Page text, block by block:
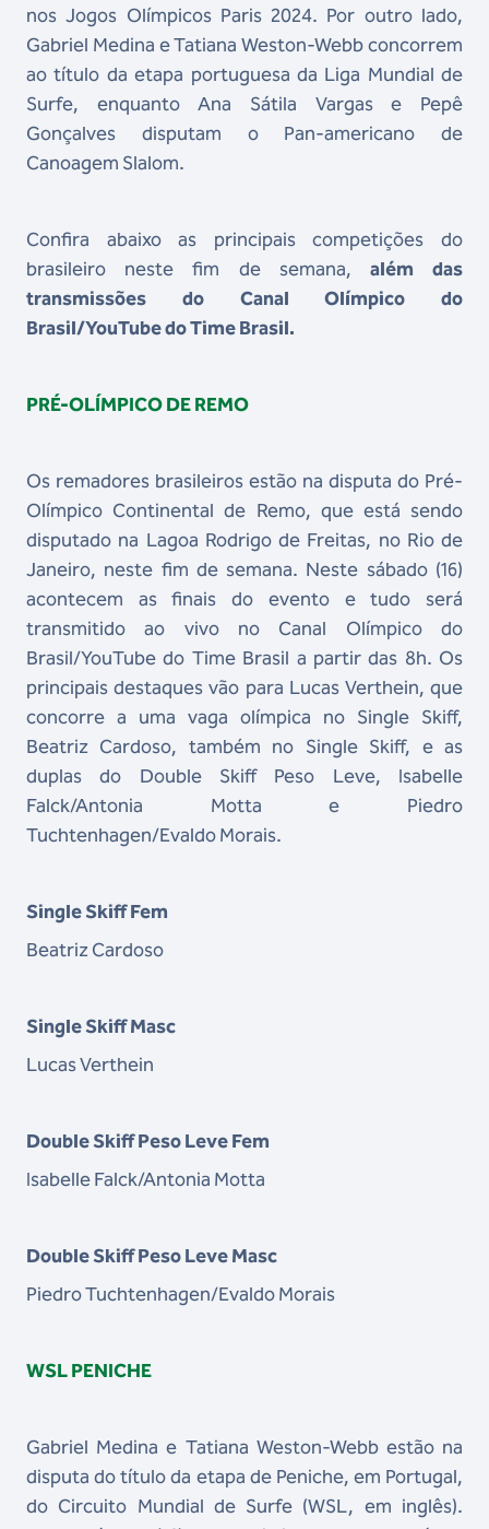
nos Jogos Olímpicos Paris 2024. Por outro lado,
Gabriel Medina e Tatiana Weston-Webb concorrem
ao título da etapa portuguesa da Liga Mundial de
Surfe, enquanto Ana Sátila Vargas e Pepê
Gonçalves disputam o Pan-americano de
Canoagem Slalom.
Confira abaixo as principais competições do
brasileiro neste fim de semana, além das
transmissões do Canal Olímpico do
Brasil/YouTube do Time Brasil.
PRÉ-OLÍMPICO DE REMO
Os remadores brasileiros estão na disputa do Pré-
Olímpico Continental de Remo, que está sendo
disputado na Lagoa Rodrigo de Freitas, no Rio de
Janeiro, neste fim de semana. Neste sábado (16)
acontecem as finais do evento e tudo será
transmitido ao vivo no Canal Olímpico do
Brasil/YouTube do Time Brasil a partir das 8h. Os
principais destaques vão para Lucas Verthein, que
concorre a uma vaga olímpica no Single Skiff,
Beatriz Cardoso, também no Single Skiff, e as
duplas do Double Skiff Peso Leve, Isabelle
Falck/Antonia Motta e Piedro
Tuchtenhagen/Evaldo Morais.
Single Skiff Fem
Beatriz Cardoso
Single Skiff Masc
Lucas Verthein
Double Skiff Peso Leve Fem
Isabelle Falck/Antonia Motta
Double Skiff Peso Leve Masc
Piedro Tuchtenhagen/Evaldo Morais
WSL PENICHE
Gabriel Medina e Tatiana Weston-Webb estão na
disputa do título da etapa de Peniche, em Portugal,
do Circuito Mundial de Surfe (WSL, em inglês).